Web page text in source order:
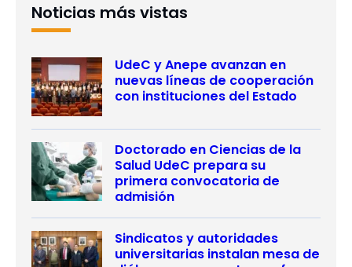
Noticias más vistas
UdeC y Anepe avanzan en
nuevas líneas de cooperación
con instituciones del Estado
Doctorado en Ciencias de la
Salud UdeC prepara su
primera convocatoria de
admisión
Sindicatos y autoridades
universitarias instalan mesa de